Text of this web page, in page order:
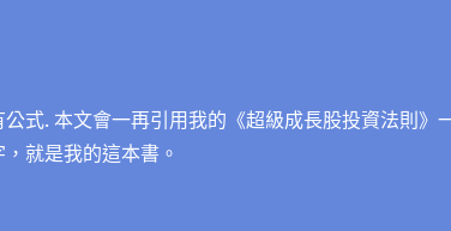
式. 本文會一再引用我的《超級成長股投資法則》
就是我的這本書。